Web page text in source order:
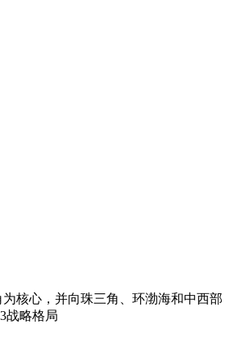
核心，并向珠三角、环渤海和中西部
战略格局